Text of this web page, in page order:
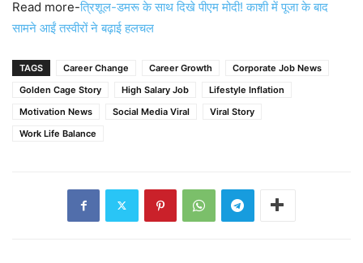
Read more-त्रिशूल-डमरू के साथ दिखे पीएम मोदी! काशी में पूजा के बाद
सामने आईं तस्वीरों ने बढ़ाई हलचल
TAGS Career Change Career Growth
Corporate Job News
Golden Cage Story
High Salary Job
Lifestyle Inflation
Motivation News
Social Media Viral
Viral Story
Work Life Balance